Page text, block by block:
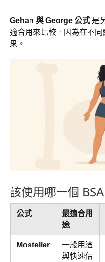
Gehan 與 George 公式 是
適合用來比較，因為在不
果。
該使用哪一個
公式
最適合用
途
Mosteller
一般用途
與快速估